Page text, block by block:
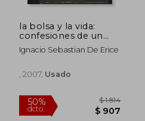
la bolsa y la vida:
confesiones de un
jornalero
Ignacio Sebastian De Erice
, 2007, Usado